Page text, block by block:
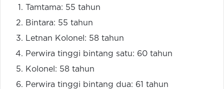
Tamtama: 55 tahun
Bintara: 55 tahun
Letnan Kolonel: 58 tahun
Perwira tinggi bintang satu: 60 tahun
Kolonel: 58 tahun
Perwira tinggi bintang dua: 61 tahun